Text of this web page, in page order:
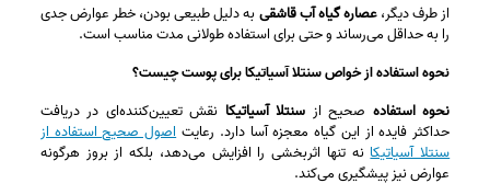
از طرف دیگر،عصاره گیاه آب قاشقیبه دلیل طبیعی بودن، خطر عوارض جدی
را به حداقل می‌رساند و حتی برای استفاده طولانی‌ مدت مناسب است.
نحوه استفاده از خواص سنتلا آسیاتیکا برای پوست چیست؟
نحوه استفاده صحیح از سنتلا آسیاتیکا نقش تعیین‌کننده‌ای در دریافت
حداکثر فایده از این گیاه معجزه‌ آسا دارد. رعایتاصول صحیح استفاده از
سنتلا آسیاتیکانه‌ تنها اثربخشی را افزایش می‌دهد، بلکه از بروز هرگونه
عوارض نیز پیشگیری می‌کند.